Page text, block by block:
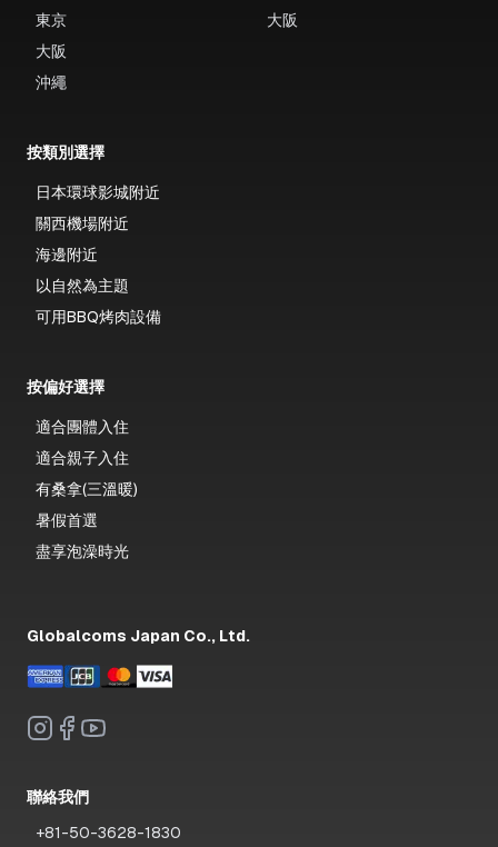
東京
大阪
沖繩
大阪
按類別選擇
日本環球影城附近
關西機場附近
海邊附近
以自然為主題
可用BBQ烤肉設備
按偏好選擇
適合團體入住
適合親子入住
有桑拿(三溫暖)
暑假首選
盡享泡澡時光
Globalcoms Japan Co., Ltd.
聯絡我們
+81-50-3628-1830